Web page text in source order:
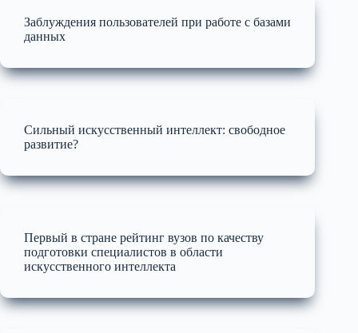
Заблуждения пользователей при работе с базами
данных
Сильный искусственный интеллект: свободное
развитие?
Первый в стране рейтинг вузов по качеству
подготовки специалистов в области
искусственного интеллекта